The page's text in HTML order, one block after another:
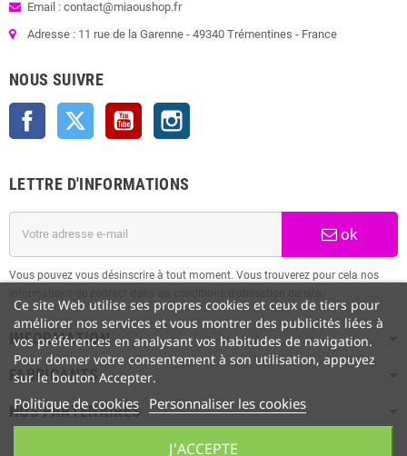
Email : contact@miaoushop.fr
Adresse : 11 rue de la Garenne - 49340 Trémentines - France
NOUS SUIVRE
Facebook Twitter YouTube
LETTRE D'INFORMATIONS
ok
Vous pouvez vous désinscrire à tout moment. Vous trouverez pour cela nos
INFORMATION
FABRICANTS
NOS PARTENAIRES
Ce site Web utilise ses propres cookies et ceux de tiers pour
améliorer nos services et vous montrer des publicités liées à
vos préférences en analysant vos habitudes de navigation.
Pour donner votre consentement à son utilisation, appuyez
sur le bouton Accepter.
Politique de cookies Personnaliser les cookies
J'ACCEPTE